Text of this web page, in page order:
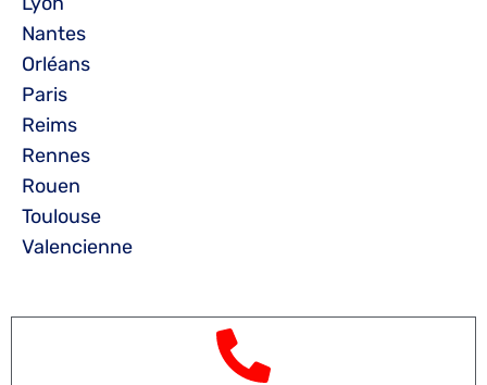
Nantes
Orléans
Paris
Reims
Rennes
Rouen
Toulouse
Valencienne